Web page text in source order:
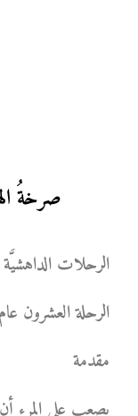
صرخةُ
الرحلات الداهشيَّة
الرحلة العشرون عام 1983
مقدمة